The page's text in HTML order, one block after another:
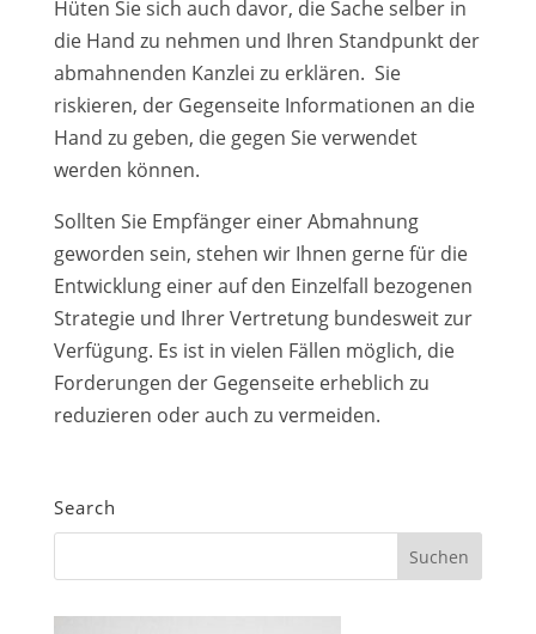
Hüten Sie sich auch davor, die Sache selber in
die Hand zu nehmen und Ihren Standpunkt der
abmahnenden Kanzlei zu erklären. Sie
riskieren, der Gegenseite Informationen an die
Hand zu geben, die gegen Sie verwendet
werden können.
Sollten Sie Empfänger einer Abmahnung
geworden sein, stehen wir Ihnen gerne für die
Entwicklung einer auf den Einzelfall bezogenen
Strategie und Ihrer Vertretung bundesweit zur
Verfügung. Es ist in vielen Fällen möglich, die
Forderungen der Gegenseite erheblich zu
reduzieren oder auch zu vermeiden.
Search